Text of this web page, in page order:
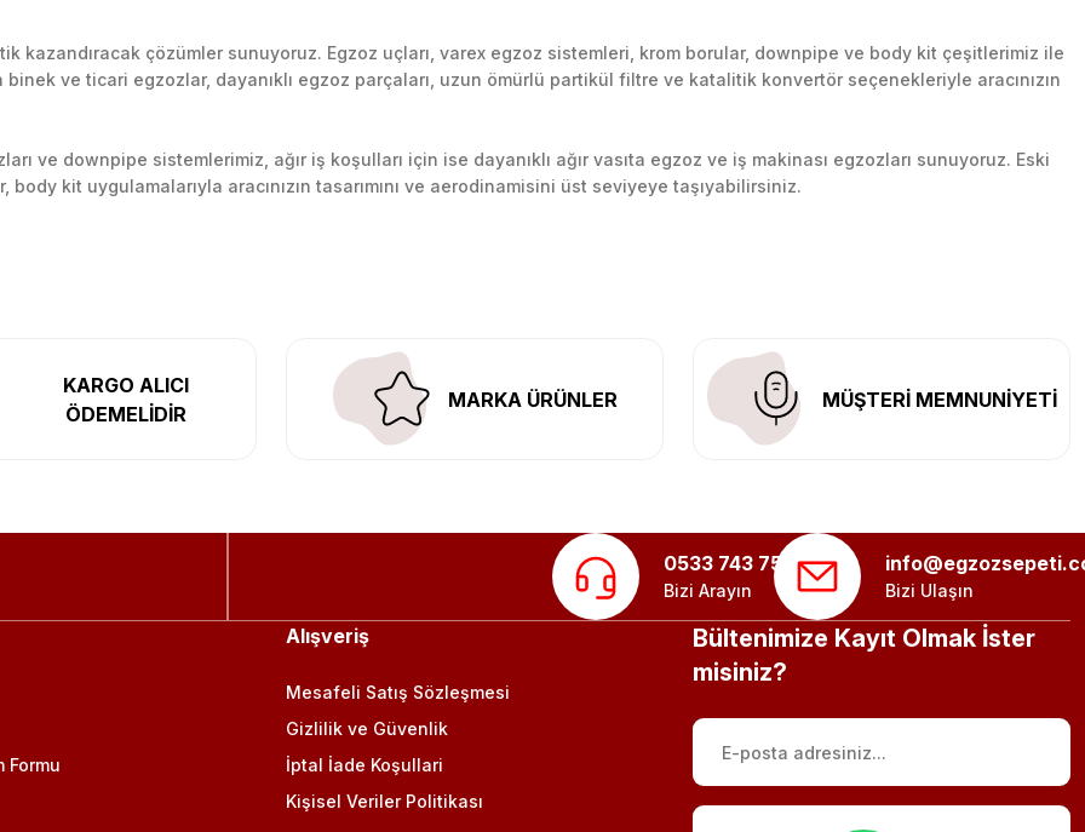
Yorum Yaz
kazandıracak çözümler sunuyoruz. Egzoz uçları, varex egzoz sistemleri, krom borular, downpipe ve body kit çeşitlerimiz ile
ve ticari egzozlar, dayanıklı egzoz parçaları, uzun ömürlü partikül filtre ve katalitik konvertör seçenekleriyle aracınızın
ve downpipe sistemlerimiz, ağır iş koşulları için ise dayanıklı ağır vasıta egzoz ve iş makinası egzozları sunuyoruz. Eski
kit uygulamalarıyla aracınızın tasarımını ve aerodinamisini üst seviyeye taşıyabilirsiniz.
KARGO ALICI
ÖDEMELİDİR
MARKA ÜRÜNLER MÜŞTERİ MEMNUNİYETİ
0533 743 75 56
Bizi Arayın Bizi Ulaşın
Formu
Alışveriş
Mesafeli Satış Sözleşmesi
Gizlilik ve Güvenlik
İptal İade Koşullari
Kişisel Veriler Politikası
Bültenimize Kayıt Olmak İster
misiniz?